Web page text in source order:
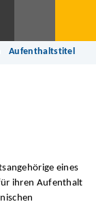
Aufenthaltstitel
eines
ihren Aufenthalt